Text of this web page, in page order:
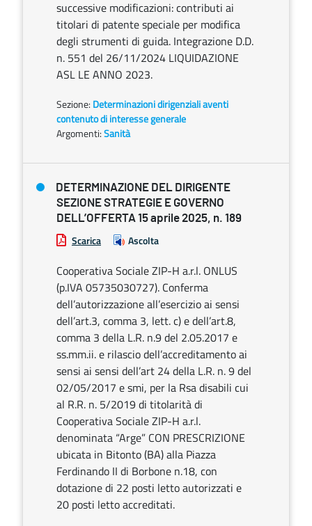
successive modificazioni: contributi ai
titolari di patente speciale per modifica
degli strumenti di guida. Integrazione D.D.
n. 551 del 26/11/2024 LIQUIDAZIONE
ASL LE ANNO 2023.
Sezione: Determinazioni dirigenziali aventi
contenuto di interesse generale
Argomenti:Sanità
DETERMINAZIONE DEL DIRIGENTE
SEZIONE STRATEGIE E GOVERNO
DELL’OFFERTA 15 aprile 2025, n. 189
Scarica Ascolta
Cooperativa Sociale ZIP-H a.r.l. ONLUS
(p.IVA 05735030727). Conferma
dell’autorizzazione all’esercizio ai sensi
dell’art.3, comma 3, lett. c) e dell’art.8,
comma 3 della L.R. n.9 del 2.05.2017 e
ss.mm.ii. e rilascio dell’accreditamento ai
sensi ai sensi dell’art 24 della L.R. n. 9 del
02/05/2017 e smi, per la Rsa disabili cui
al R.R. n. 5/2019 di titolarità di
Cooperativa Sociale ZIP-H a.r.l.
denominata “Arge” CON PRESCRIZIONE
ubicata in Bitonto (BA) alla Piazza
Ferdinando II di Borbone n.18, con
dotazione di 22 posti letto autorizzati e
20 posti letto accreditati.